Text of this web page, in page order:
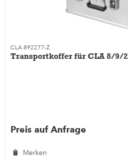
CLA 892277-Z
Transportkoffer für CLA 8/9/2
Preis auf Anfrage
Merken